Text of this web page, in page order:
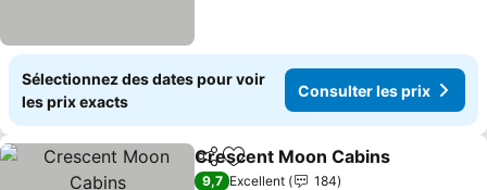
Sélectionnez des dates pour voir
les prix exacts
Consulter les prix
PartagerAjouter à mes favoris
Crescent Moon Cabins
9,7 Excellent
184